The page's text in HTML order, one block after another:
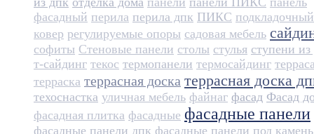
фасадный перила перила дпк ПИКС подкладочный
ковер регулируемые опоры садовая мебель
софиты Стеновые панели столы стулья ступени
т-сайдинг текос термопанели термосайдинг
терраска террасная доска террасная доска
техоснастка уличная мебель файнаг фасад Фасад
фасадная плитка фасадные фасадные панели
фасадные панели дпк фасадные панели под камень